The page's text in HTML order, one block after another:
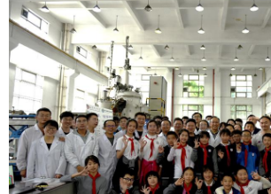
估中实现A类突破，2支教师团队入选全国高校...